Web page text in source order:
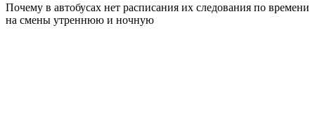
Почему в автобусах нет расписания их следования по времени
на смены утреннюю и ночную